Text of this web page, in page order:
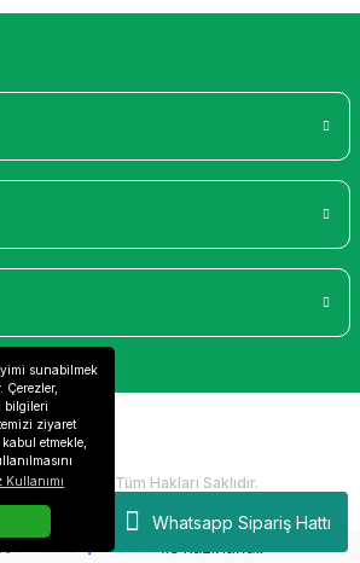
sunabilmek
Çerezler,
bilgileri
ziyaret
etmekle,
Kullanımı
Whatsapp Sipariş Hattı
IdeaSoft - Tüm Hakları Saklıdır.